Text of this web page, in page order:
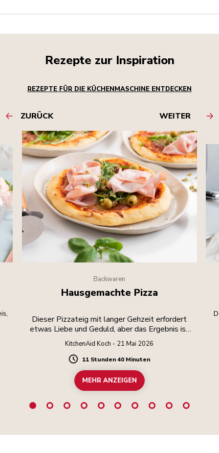
Rezepte zur Inspiration
REZEPTE FÜR DIE KÜCHENMASCHINE ENTDECKEN
ZURÜCK WEITER
Backwaren
Hausgemachte Pizza
Dieser Pizzateig mit langer Gehzeit erfordert
etwas Liebe und Geduld, aber das Ergebnis ist
die Mühe wert.
KitchenAid Koch - 21 Mai 2026
Duration
11 Stunden 40 Minuten
MEHR ANZEIGEN